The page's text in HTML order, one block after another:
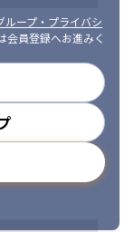
ループ・プライバシ
会員登録へお進みく